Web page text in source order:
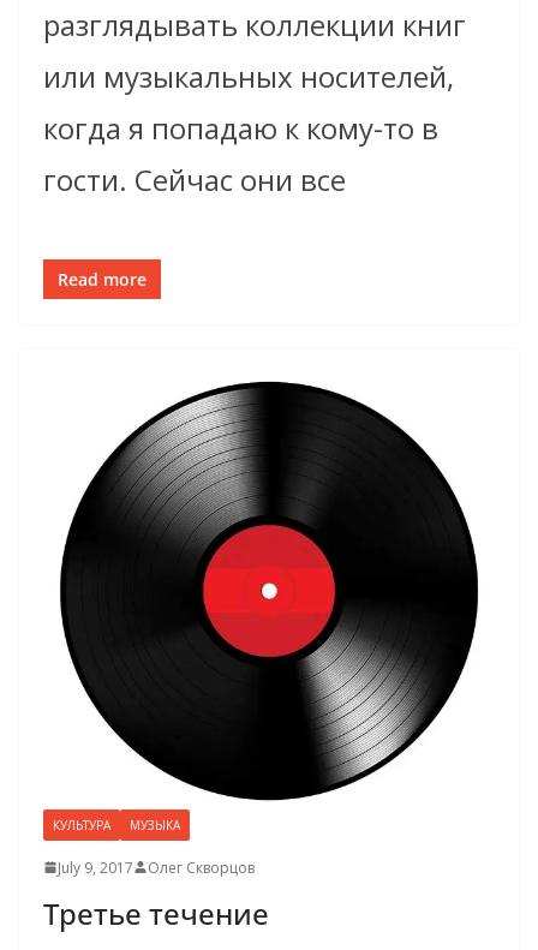
разглядывать коллекции книг
или музыкальных носителей,
когда я попадаю к кому-то в
гости. Сейчас они все
Read more
КУЛЬТУРА МУЗЫКА
July 9, 2017 Олег Скворцов
Третье течение